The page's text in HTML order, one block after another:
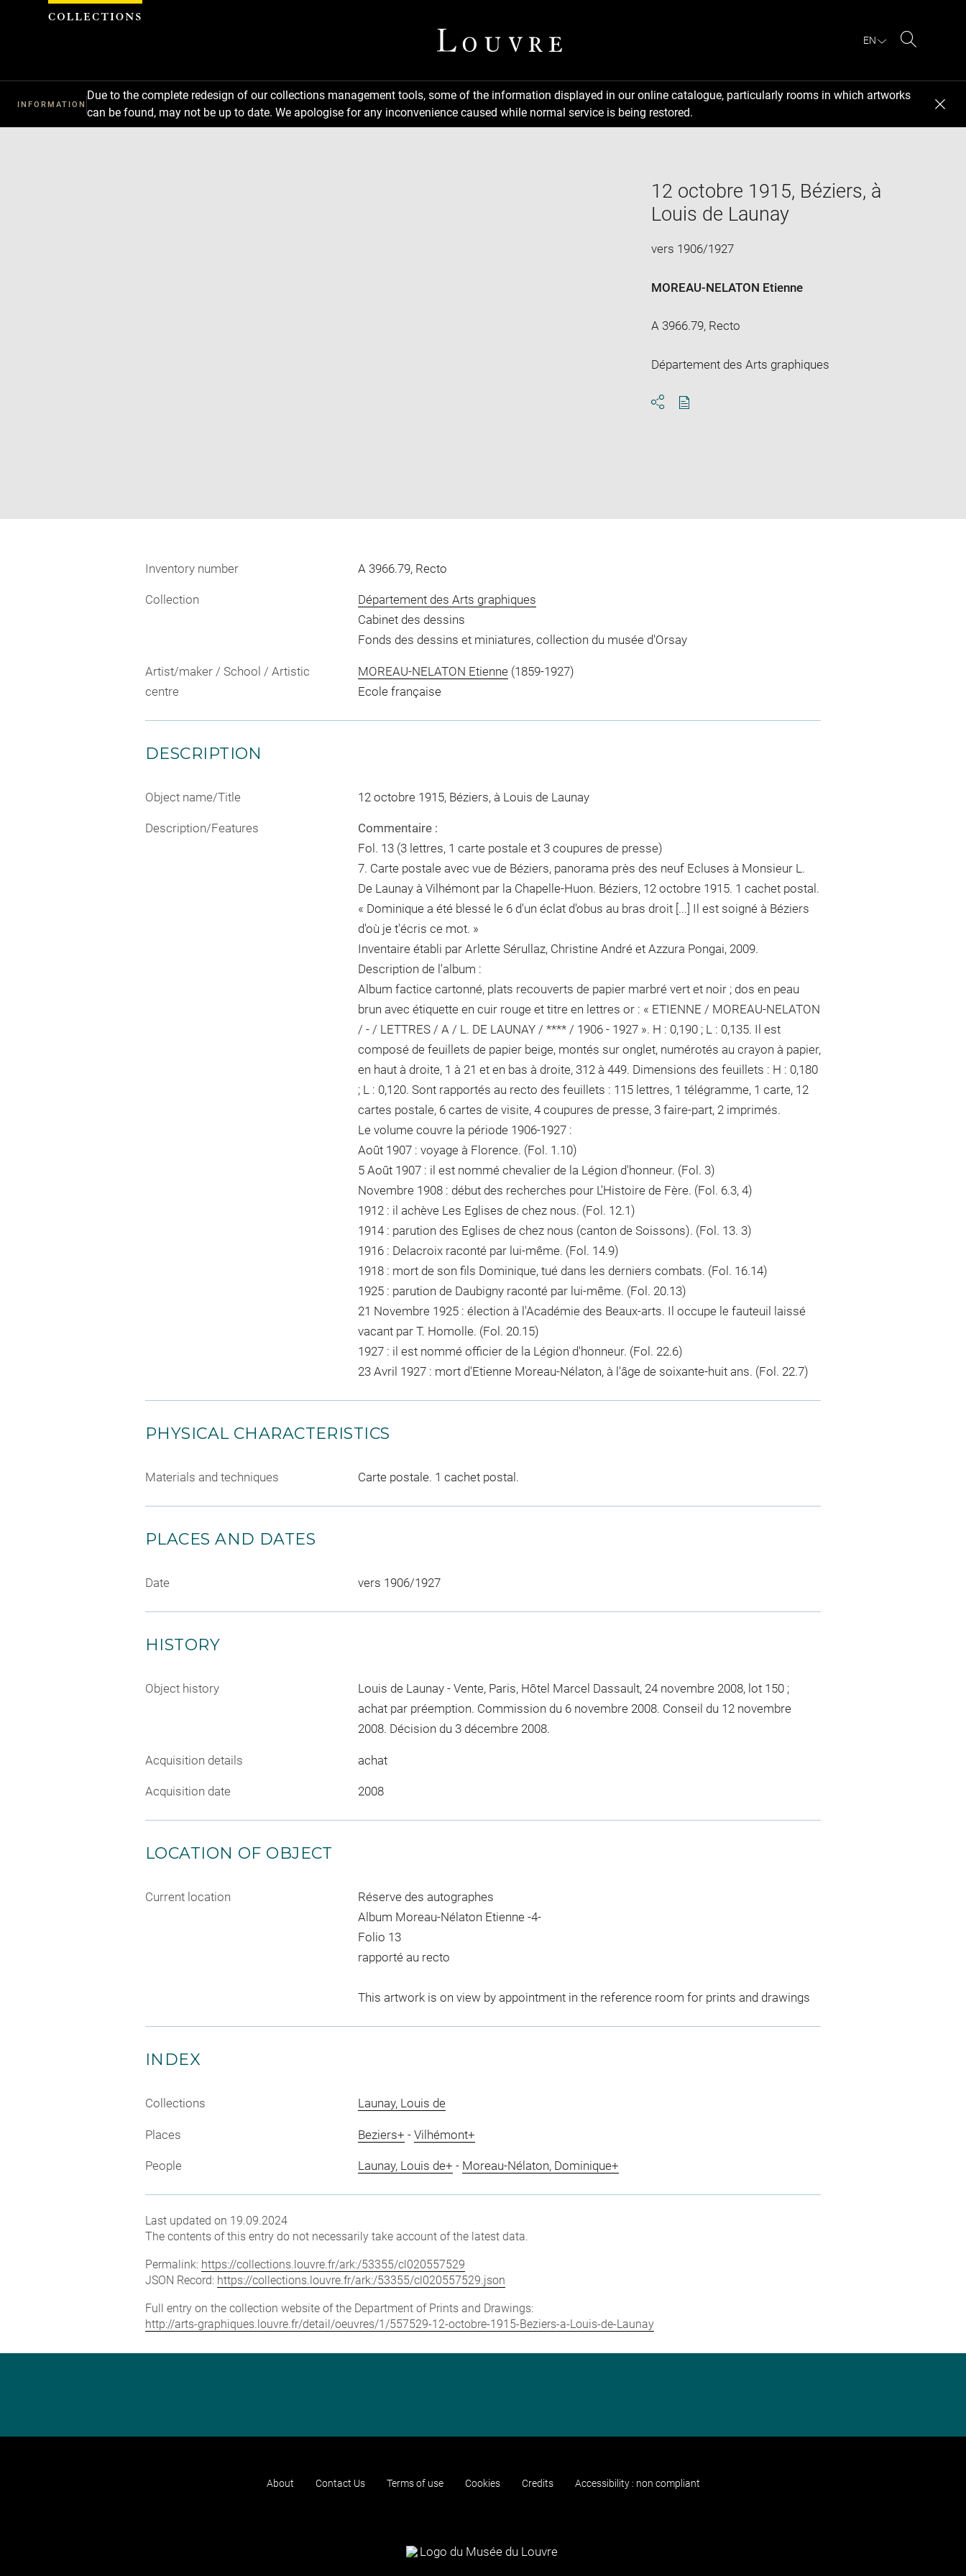
EN
INFORMATION
Due to the complete redesign of our collections management tools, some of the information displayed in our online catalogue, particularly rooms in which artworks
can be found, may not be up to date. We apologise for any inconvenience caused while normal service is being restored.
in
12 octobre 1915, Béziers, à
Louis de Launay
vers 1906/1927
MOREAU-NELATON Etienne
A 3966.79, Recto
Département des Arts graphiques
Inventory number A 3966.79, Recto
Collection
Département des Arts graphiques
Cabinet des dessins
Fonds des dessins et miniatures, collection du musée d'Orsay
Artist/maker / School / Artistic
centre
MOREAU-NELATON Etienne(1859-1927)
Ecole française
DESCRIPTION
Object name/Title 12 octobre 1915, Béziers, à Louis de Launay
Description/Features
Commentaire :
Fol. 13 (3 lettres, 1 carte postale et 3 coupures de presse)
7. Carte postale avec vue de Béziers, panorama près des neuf Ecluses à Monsieur L.
De Launay à Vilhémont par la Chapelle-Huon. Béziers, 12 octobre 1915. 1 cachet postal.
« Dominique a été blessé le 6 d'un éclat d'obus au bras droit [...] Il est soigné à Béziers
d'où je t'écris ce mot. »
Inventaire établi par Arlette Sérullaz, Christine André et Azzura Pongai, 2009.
Description de l'album :
Album factice cartonné, plats recouverts de papier marbré vert et noir ; dos en peau
brun avec étiquette en cuir rouge et titre en lettres or : « ETIENNE / MOREAU-NELATON
/ - / LETTRES / A / L. DE LAUNAY / **** / 1906 - 1927 ». H : 0,190 ; L : 0,135. Il est
composé de feuillets de papier beige, montés sur onglet, numérotés au crayon à papier,
en haut à droite, 1 à 21 et en bas à droite, 312 à 449. Dimensions des feuillets : H : 0,180
; L : 0,120. Sont rapportés au recto des feuillets : 115 lettres, 1 télégramme, 1 carte, 12
cartes postale, 6 cartes de visite, 4 coupures de presse, 3 faire-part, 2 imprimés.
Le volume couvre la période 1906-1927 :
Août 1907 : voyage à Florence. (Fol. 1.10)
5 Août 1907 : il est nommé chevalier de la Légion d'honneur. (Fol. 3)
Novembre 1908 : début des recherches pour L'Histoire de Fère. (Fol. 6.3, 4)
1912 : il achève Les Eglises de chez nous. (Fol. 12.1)
1914 : parution des Eglises de chez nous (canton de Soissons). (Fol. 13. 3)
1916 : Delacroix raconté par lui-même. (Fol. 14.9)
1918 : mort de son fils Dominique, tué dans les derniers combats. (Fol. 16.14)
1925 : parution de Daubigny raconté par lui-même. (Fol. 20.13)
21 Novembre 1925 : élection à l'Académie des Beaux-arts. Il occupe le fauteuil laissé
vacant par T. Homolle. (Fol. 20.15)
1927 : il est nommé officier de la Légion d'honneur. (Fol. 22.6)
23 Avril 1927 : mort d'Etienne Moreau-Nélaton, à l'âge de soixante-huit ans. (Fol. 22.7)
PHYSICAL CHARACTERISTICS
Materials and techniques Carte postale. 1 cachet postal.
PLACES AND DATES
Date vers 1906/1927
HISTORY
Object history
Louis de Launay - Vente, Paris, Hôtel Marcel Dassault, 24 novembre 2008, lot 150 ;
achat par préemption. Commission du 6 novembre 2008. Conseil du 12 novembre
2008. Décision du 3 décembre 2008.
Acquisition details achat
Acquisition date 2008
LOCATION OF OBJECT
Current location
Réserve des autographes
Album Moreau-Nélaton Etienne -4-
Folio 13
rapporté au recto
This artwork is on view by appointment in the reference room for prints and drawings
INDEX
Collections Launay, Louis de
Places Beziers+ - Vilhémont+
People Launay, Louis de+ - Moreau-Nélaton, Dominique+
Last updated on 19.09.2024
The contents of this entry do not necessarily take account of the latest data.
Permalink: https://collections.louvre.fr/ark:/53355/cl020557529
JSON Record: https://collections.louvre.fr/ark:/53355/cl020557529.json
Full entry on the collection website of the Department of Prints and Drawings:
http://arts-graphiques.louvre.fr/detail/oeuvres/1/557529-12-octobre-1915-Beziers-a-Louis-de-Launay
About Contact Us Terms of use Cookies Credits Accessibility : non compliant
Cookies management panel